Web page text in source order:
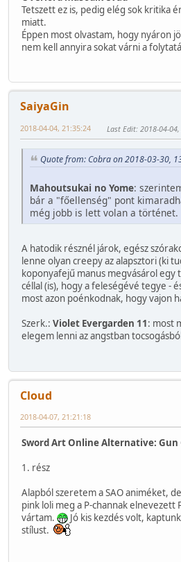
Tetszett ez is, pedig elég sok kritika
miatt.
Éppen most olvastam, hogy nyáron
nem kell annyira sokat várni a
SaiyaGin
2018-04-04, 21:35:24 Last Edit: 2018-04-
Quote from: Cobra on 2018-03-30,
Mahoutsukai no Yome:
bár a "főellenség" pont
még jobb is lett volan a történet.
A hatodik résznél járok, egész
lenne olyan creepy az alapsztori (ki
koponyafejű manus megvásárol egy
céllal (is), hogy a feleségévé tegye -
most azon poénkodnak, hogy vajon
Szerk.: Violet Evergarden 11: most
elegem lenni az angstban
Cloud
2018-04-07, 21:21:18
Sword Art Online Alternative: Gun
1. rész
Alapból szeretem a SAO animéket,
pink loli meg a P-channak elnevezett
vártam.
Jó kis kezdés volt,
stílust.